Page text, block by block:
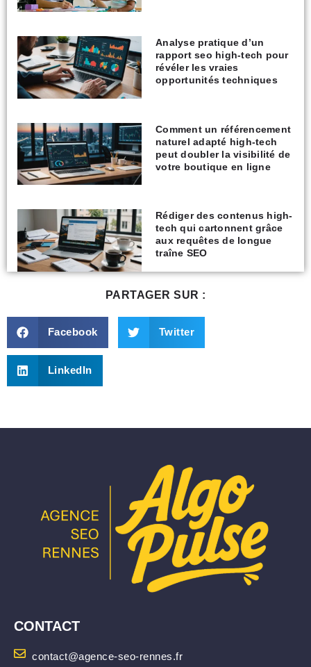
Analyse pratique d’un
rapport seo high-tech pour
révéler les vraies
opportunités techniques
Comment un référencement
naturel adapté high-tech
peut doubler la visibilité de
votre boutique en ligne
Rédiger des contenus high-
tech qui cartonnent grâce
aux requêtes de longue
traîne SEO
PARTAGER SUR :
Facebook Twitter
LinkedIn
CONTACT
contact@agence-seo-rennes.fr